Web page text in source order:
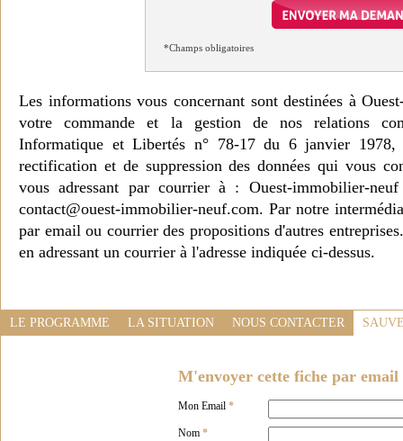
*Champs obligatoires
Les informations vous concernant sont destinées à
votre commande et la gestion de nos relations
Informatique et Libertés n° 78-17 du 6 janvier 1978,
rectification et de suppression des données qui vous
vous adressant par courrier à : Ouest-immobilier-
contact@ouest-immobilier-neuf.com. Par notre
par email ou courrier des propositions d'autres
en adressant un courrier à l'adresse indiquée ci-dessus.
LE PROGRAMME LA SITUATION NOUS CONTACTER
M'envoyer cette fiche par email
Mon Email *
Nom *